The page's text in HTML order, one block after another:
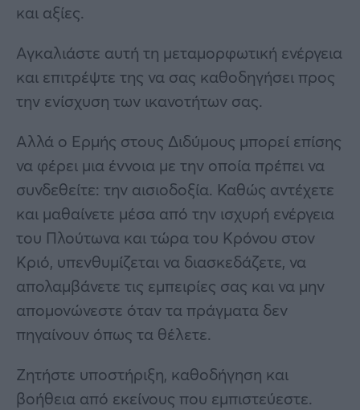
και αξίες.
Αγκαλιάστε αυτή τη μεταμορφωτική ενέργεια
και επιτρέψτε της να σας καθοδηγήσει προς
την ενίσχυση των ικανοτήτων σας.
Αλλά ο Ερμής στους Διδύμους μπορεί επίσης
να φέρει μια έννοια με την οποία πρέπει να
συνδεθείτε: την αισιοδοξία. Καθώς αντέχετε
και μαθαίνετε μέσα από την ισχυρή ενέργεια
του Πλούτωνα και τώρα του Κρόνου στον
Κριό, υπενθυμίζεται να διασκεδάζετε, να
απολαμβάνετε τις εμπειρίες σας και να μην
απομονώνεστε όταν τα πράγματα δεν
πηγαίνουν όπως τα θέλετε.
Ζητήστε υποστήριξη, καθοδήγηση και
βοήθεια από εκείνους που εμπιστεύεστε.